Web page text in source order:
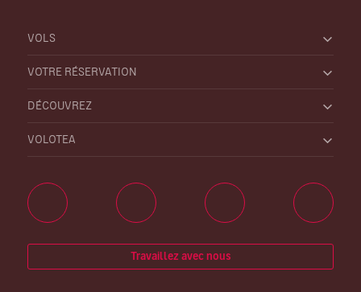
VOLS
VOTRE RÉSERVATION
DÉCOUVREZ
VOLOTEA
Travaillez avec nous